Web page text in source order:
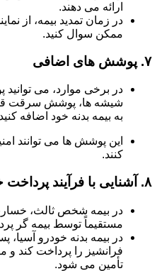
ارائه می دهند.
در زمان تمدید بیمه، از
ممکن سوال کنید.
۷. پوشش های اضافی
در برخی موارد، می
شیشه ها، پوشش سرقت
به بیمه بدنه خود اضافه
این پوشش ها می توانند
کنند.
۸. آشنایی با فرآیند
در بیمه شخص ثالث،
مستقیماً توسط بیمه گر
در بیمه بدنه خودرو آسیا،
فرانشیز را پرداخت کند و
تأمین می شود.